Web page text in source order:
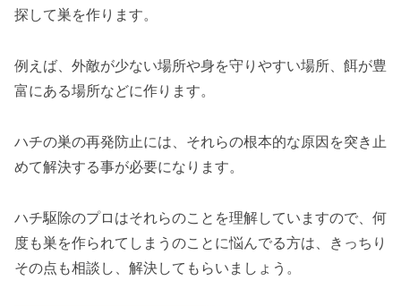
探して巣を作ります。
例えば、外敵が少ない場所や身を守りやすい場所、餌が豊
富にある場所などに作ります。
ハチの巣の再発防止には、それらの根本的な原因を突き止
めて解決する事が必要になります。
ハチ駆除のプロはそれらのことを理解していますので、何
度も巣を作られてしまうのことに悩んでる方は、きっちり
その点も相談し、解決してもらいましょう。